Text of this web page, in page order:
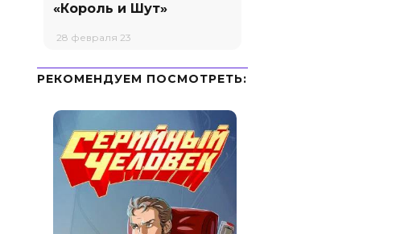
«Король и Шут»
28 февраля 23
РЕКОМЕНДУЕМ ПОСМОТРЕТЬ: